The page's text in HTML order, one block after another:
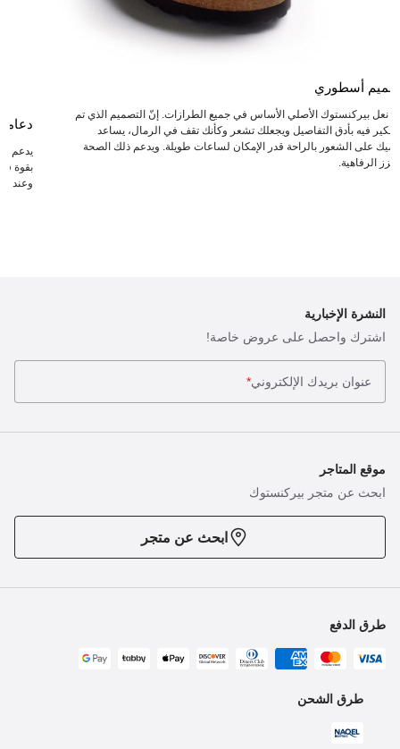
أسطوري
نعل بيركنستوك الأصلي الأساس في جميع الطرازات. إنّ التصميم الذي تم
فيه بأدق التفاصيل ويجعلك تشعر وكأنك تقف في الرمال، يساعد
على الشعور بالراحة قدر الإمكان لساعات طويلة. ويدعم ذلك الصحة
الرفاهية.
يدعم
بقوة
وعند
النشرة الإخبارية
اشترك واحصل على عروض خاصة!
عنوان بريدك الإلكتروني*
موقع المتاجر
ابحث عن متجر بيركنستوك
ابحث عن متجر
طرق الدفع
طرق الشحن